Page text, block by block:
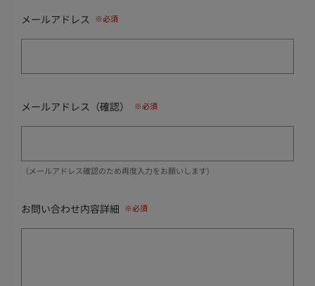
メールアドレス
メールアドレス（確認）
（メールアドレス確認のため再度入力をお願いします)
お問い合わせ内容詳細